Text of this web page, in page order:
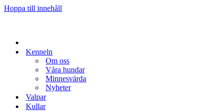
Hoppa till innehåll
Kenneln
Om oss
Våra hundar
Minnesvärda
Nyheter
Valpar
Kullar